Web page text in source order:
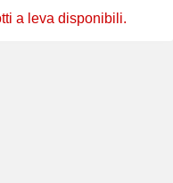
a leva disponibili.